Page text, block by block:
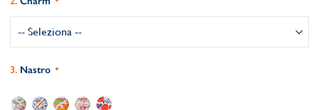
Nastro